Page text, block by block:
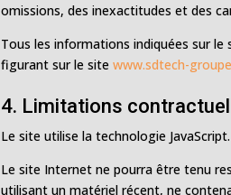
omissions, des inexactitudes et des
Tous les informations indiquées sur
figurant sur le sitewww.sdtech-
4. Limitations
Le site utilise la technologie JavaScript.
Le site Internet ne pourra être tenu
utilisant un matériel récent, ne